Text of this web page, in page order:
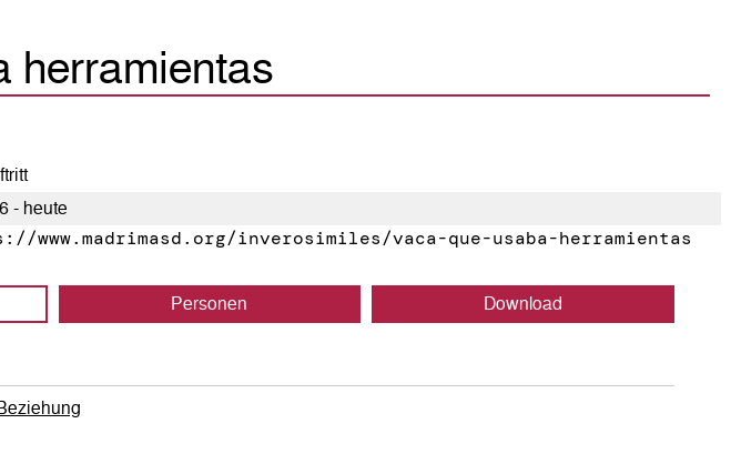
herramientas
- heute
www.madrimasd.org/inverosimiles/vaca-que-usaba-herramientas
Personen Download